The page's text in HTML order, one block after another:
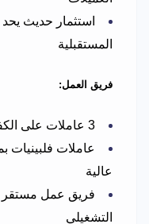
استثمار حديث يحد
المستقبلية
فريق العمل:
3 عاملات على الكفالة جاهزات للنقل
عاملات فلبينيات
عالية
فريق عمل مستقر
التشغيلي